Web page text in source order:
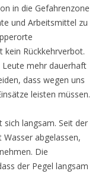
in die Gefahrenzone
und Arbeitsmittel zu
kein Rückkehrverbot.
Leute mehr dauerhaft
dass wegen uns
leisten müssen.
langsam. Seit der
abgelassen,
Die
der Pegel langsam